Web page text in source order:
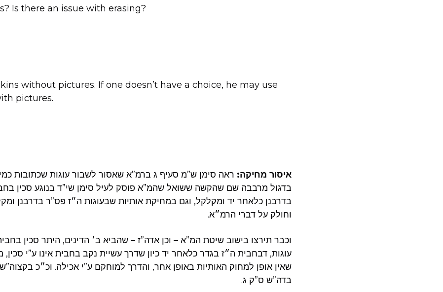
Is there an issue with erasing?
without pictures. If one doesn’t have a choice, he may use
pictures.
איסור מחיקה: ראה סימן ש”מ סעיף ג ברמ”א שאסור לשבור עוגות שכתובות כמין
בדגול מרבבה שם שהקשה ששואל שהמ”א פוסק לעיל סימן שי”ד בנוגע סכין
בדרבנן כלאחר יד ומקלקל, וגם במחיקת אותיות שבעוגות ה״ז פס”ר בדרבנן
וחולק על דברי הרמ״א.
וכבר תירצו בישוב שיטת המ”א – וכן אדה”ז – שהביא ב׳ הדינים, היתר סכין
עוגות, דבחבית ה״ז בגדר כלאחר יד כיון שדרך עשיית נקב בחבית אינו ע”י סכין,
שאין אופן למחוק האותיות באופן אחר, והדרך למוחקם ע”י אכילה. וכ״כ
בדה”ש ס”ק ג.